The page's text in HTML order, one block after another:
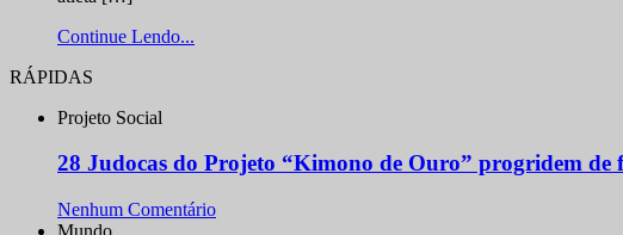
Continue Lendo...
RÁPIDAS
Projeto Social
28 Judocas do Projeto “Kimono de Ouro” progridem de
Nenhum Comentário
Mundo